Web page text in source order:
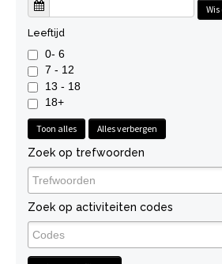
Leeftijd
0- 6
7 - 12
13 - 18
18+
Toon alles Alles verbergen
Zoek op trefwoorden
Zoek op activiteiten codes